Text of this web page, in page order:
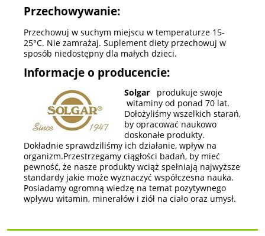
Przechowywanie:
Przechowuj w suchym miejscu w temperaturze 15-
25°C. Nie zamrażaj. Suplement diety przechowuj w
sposób niedostępny dla małych dzieci.
Informacje o producencie:
Solgar
produkuje swoje
witaminy od ponad 70 lat.
Dołożyliśmy wszelkich starań,
by opracować naukowo
doskonałe produkty.
Dokładnie sprawdziliśmy ich działanie, wpływ na
organizm.Przestrzegamy ciągłości badań, by mieć
pewność, że nasze produkty wciąż spełniają najwyższe
standardy jakie może wyznaczyć współczesna nauka.
Posiadamy ogromną wiedzę na temat pozytywnego
wpływu witamin, minerałów i ziół na ciało oraz umysł.